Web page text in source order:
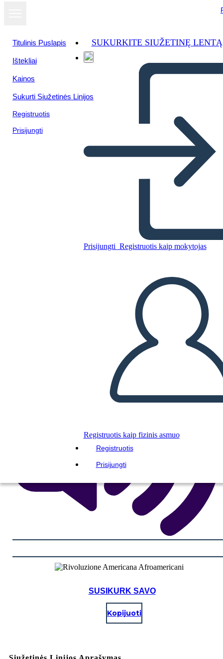
Titulinis Puslapis
Ištekliai
Kainos
Sukurti Siužetinės Linijos
Registruotis
Prisijungti
SUKURKITE SIUŽETINĘ LENTĄ
Prisijungti Registruotis kaip mokytojas
Registruotis kaip fizinis asmuo
Registruotis
Prisijungti
Afroamericani
SUKURTI SIUŽETINĘ LENTĄ
PALEISTI SKAIDRIŲ DEMONSTRACIJĄ
SKAITYK MAN
SUSIKURK SAVO
Kopijuoti